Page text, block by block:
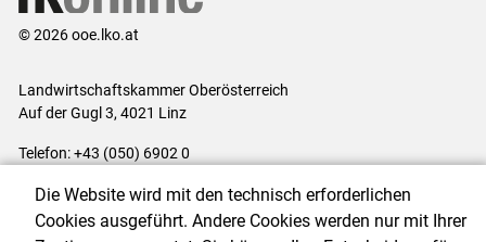
© 2026 ooe.lko.at
Landwirtschaftskammer Oberösterreich
Auf der Gugl 3, 4021 Linz
Telefon: +43 (050) 6902 0
Impressum|Kontakt|Gewinnspiele|Datenschutzerklärung |
Die Website wird mit den technisch erforderlichen
Cookies ausgeführt. Andere Cookies werden nur mit Ihrer